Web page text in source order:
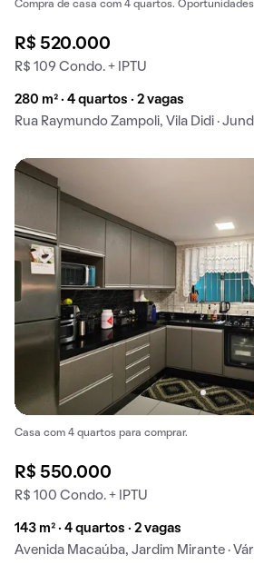
Compra de casa com 4 quartos.
R$ 520.000
R$ 109 Condo. + IPTU
280 m² · 4 quartos · 2 vagas
Rua Raymundo Zampoli, Vila Didi ·
Casa com 4 quartos para comprar.
R$ 550.000
R$ 100 Condo. + IPTU
143 m² · 4 quartos · 2 vagas
Avenida Macaúba, Jardim Mirante ·